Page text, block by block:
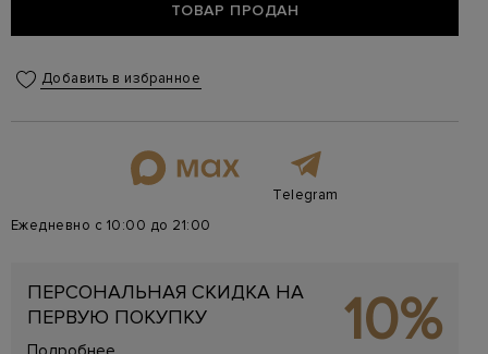
ТОВАР ПРОДАН
Добавить в избранное
Telegram
Ежедневно с 10:00 до 21:00
ПЕРСОНАЛЬНАЯ СКИДКА НА
ПЕРВУЮ ПОКУПКУ
10%